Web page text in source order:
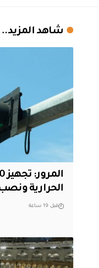
شاهد المزيد..
الحرارية ونصب 20 راداراً في
قبل 19 ساعة